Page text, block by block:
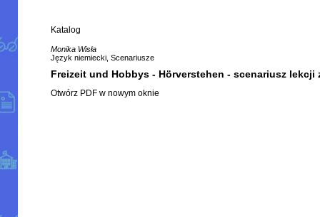
Katalog
Monika Wisła
Język niemiecki, Scenariusze
Freizeit und Hobbys - Hörverstehen - scenariusz lekcji
Otwórz PDF w nowym oknie